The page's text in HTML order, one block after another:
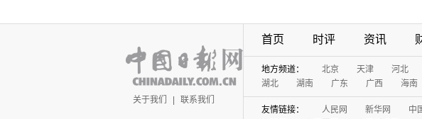
关于我们 | 联系我们
首页 时评 资讯
地方频道： 北京 天津 河北
湖北
湖南 广东 广西 海南
友情链接： 人民网 新华网 中